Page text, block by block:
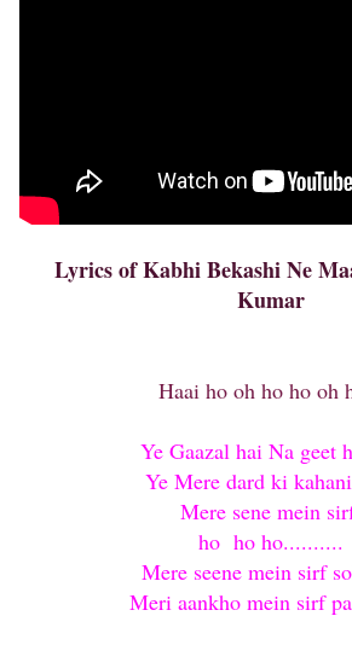
Lyrics of Kabhi Bekashi Ne
Kumar
Haai ho oh ho ho oh
Ye Gaazal hai Na geet
Ye Mere dard ki
Mere sene mein
ho ho ho..........
Mere seene mein sirf
Meri aankho mein sirf